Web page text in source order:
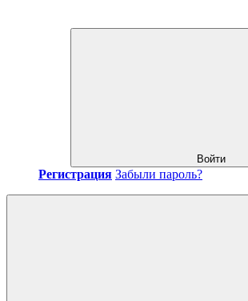
Войти
Регистрация Забыли пароль?